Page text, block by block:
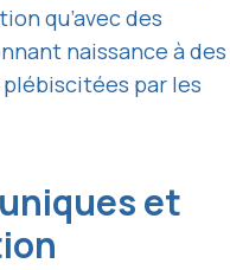
qu’avec des
naissance à des
par les
et